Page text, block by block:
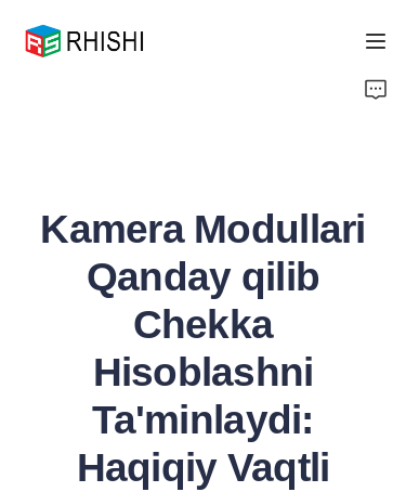
Kamera Modullari
Qanday qilib
Chekka
Hisoblashni
Ta'minlaydi:
Haqiqiy Vaqtli
About Us